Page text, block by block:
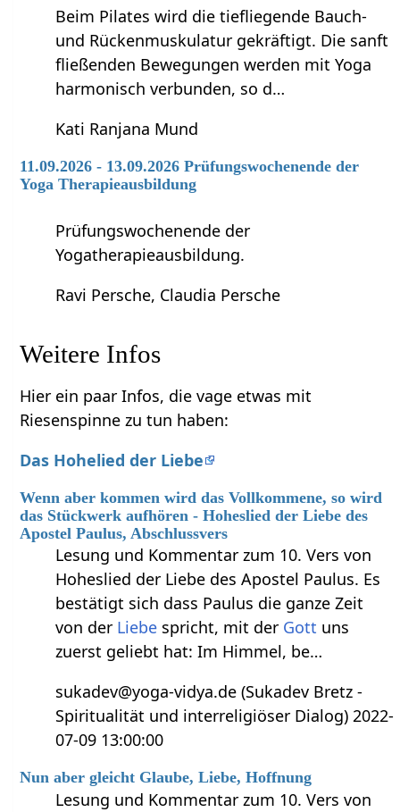
Beim Pilates wird die tiefliegende Bauch-
und Rückenmuskulatur gekräftigt. Die sanft
fließenden Bewegungen werden mit Yoga
harmonisch verbunden, so d…
Kati Ranjana Mund
11.09.2026 - 13.09.2026 Prüfungswochenende der
Yoga Therapieausbildung
Prüfungswochenende der
Yogatherapieausbildung.
Ravi Persche, Claudia Persche
Weitere Infos
Hier ein paar Infos, die vage etwas mit
Riesenspinne zu tun haben:
Das Hohelied der Liebe
Wenn aber kommen wird das Vollkommene, so wird
das Stückwerk aufhören - Hoheslied der Liebe des
Apostel Paulus, Abschlussvers
Lesung und Kommentar zum 10. Vers von
Hoheslied der Liebe des Apostel Paulus. Es
bestätigt sich dass Paulus die ganze Zeit
von der Liebe spricht, mit der Gott uns
zuerst geliebt hat: Im Himmel, be…
sukadev@yoga-vidya.de (Sukadev Bretz -
Spiritualität und interreligiöser Dialog) 2022-
07-09 13:00:00
Nun aber gleicht Glaube, Liebe, Hoffnung
Lesung und Kommentar zum 10. Vers von